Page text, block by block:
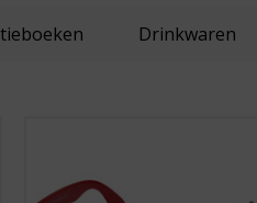
Drinkwaren